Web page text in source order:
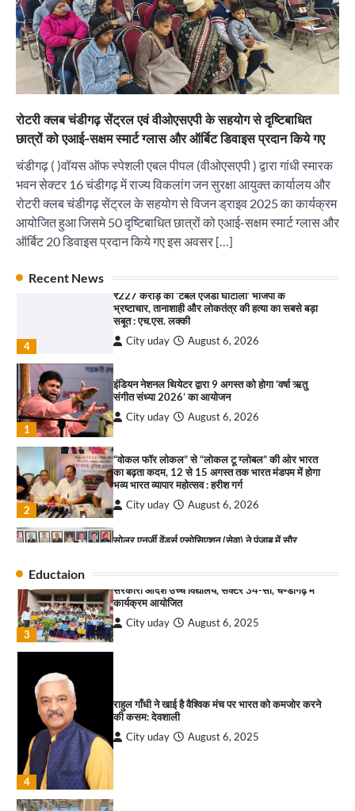
रोटरी क्लब चंडीगढ़ सेंट्रल एवं वीओएसएपी के सहयोग से दृष्टिबाधित
छात्रों को एआई-सक्षम स्मार्ट ग्लास और ऑर्बिट डिवाइस प्रदान किये गए
चंडीगढ़ ( )वॉयस ऑफ स्पेशली एबल पीपल (वीओएसएपी ) द्वारा गांधी स्मारक
भवन सेक्टर 16 चंडीगढ़ में राज्य विकलांग जन सुरक्षा आयुक्त कार्यालय और
रोटरी क्लब चंडीगढ़ सेंट्रल के सहयोग से विजन ड्राइव 2025 का कार्यक्रम
आयोजित हुआ जिसमे 50 दृष्टिबाधित छात्रों को एआई-सक्षम स्मार्ट ग्लास और
ऑर्बिट 20 डिवाइस प्रदान किये गए इस अवसर […]
Recent News
4 City uday August 6, 2026
इंडियन नेशनल थियेटर द्वारा 9 अगस्त को होगा ‘वर्षा ऋतु
संगीत संध्या 2026’ का आयोजन
City uday August 6, 2026
2
“वोकल फॉर लोकल” से “लोकल टू ग्लोबल” की ओर भारत
का बढ़ता कदम, 12 से 15 अगस्त तक भारत मंडपम में होगा
भव्य भारत व्यापार महोत्सव : हरीश गर्ग
City uday August 6, 2026
सोलर एनर्जी वेंडर्स एसोसिएशन (सेवा) ने पंजाब में सौर
परियोजनाओं की बाधाओं को दूर करने के लिए पीएसपीसीएल
और एमएनआरई के उच्च अधिकारियों से की मुलाकात
4
₹227 करोड़ का ‘टेबल एजेंडा घोटाला’ भाजपा के
भ्रष्टाचार, तानाशाही और लोकतंत्र की हत्या का सबसे बड़ा
सबूत : एच.एस. लक्की
City uday August 6, 2026
1
इंडियन नेशनल थियेटर द्वारा 9 अगस्त को होगा ‘वर्षा ऋतु
संगीत संध्या 2026’ का आयोजन
City uday August 6, 2026
2
“वोकल फॉर लोकल” से “लोकल टू ग्लोबल” की ओर भारत
का बढ़ता कदम, 12 से 15 अगस्त तक भारत मंडपम में होगा
भव्य भारत व्यापार महोत्सव : हरीश गर्ग
City uday August 6, 2026
3
सोलर एनर्जी वेंडर्स एसोसिएशन (सेवा) ने पंजाब में सौर
₹227 करोड़ का ‘टेबल एजेंडा घोटाला’ भाजपा के
भ्रष्टाचार, तानाशाही और लोकतंत्र की हत्या का सबसे बड़ा
सबूत : एच.एस. लक्की
Eductaion
2
पारस हेल्थ पंचकूला ने ‘तिरंगा यात्रा 2025’ का हरियाणा से
कश्मीर तक किया आगाज़, राष्ट्रीय एकता को मिलेगा नया
आयाम
City uday August 13, 2025
3
सरकारी आदर्श उच्च विद्यालय, सैक्टर 34-सी, चण्डीगढ़ में
कार्यक्रम आयोजित
City uday August 6, 2025
4
राहुल गाँधी ने खाई है वैश्विक मंच पर भारत को कमजोर करने
की कसम: देवशाली
City uday August 6, 2025
1
“गोपाल” ने पूजा प्लाजा जीरकपुर में अपने आउटलेट की
शुरुआत की
City uday September 5, 2025
पारस हेल्थ पंचकूला ने ‘तिरंगा यात्रा 2025’ का हरियाणा से
कश्मीर तक किया आगाज़, राष्ट्रीय एकता को मिलेगा नया
आयाम
3
सरकारी आदर्श उच्च विद्यालय, सैक्टर 34-सी, चण्डीगढ़ में
कार्यक्रम आयोजित
City uday August 6, 2025
4
राहुल गाँधी ने खाई है वैश्विक मंच पर भारत को कमजोर करने
की कसम: देवशाली
City uday August 6, 2025